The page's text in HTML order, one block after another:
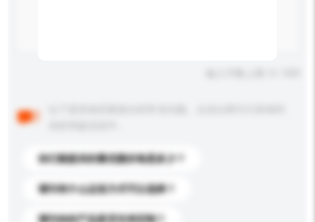
你们能提供的最优惠价格是多少？
请问有什么运送方式可以选择？
请问你的产品是否支持定制？